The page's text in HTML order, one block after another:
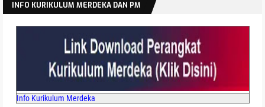
INFO KURIKULUM MERDEKA DAN PM
Info Kurikulum Merdeka